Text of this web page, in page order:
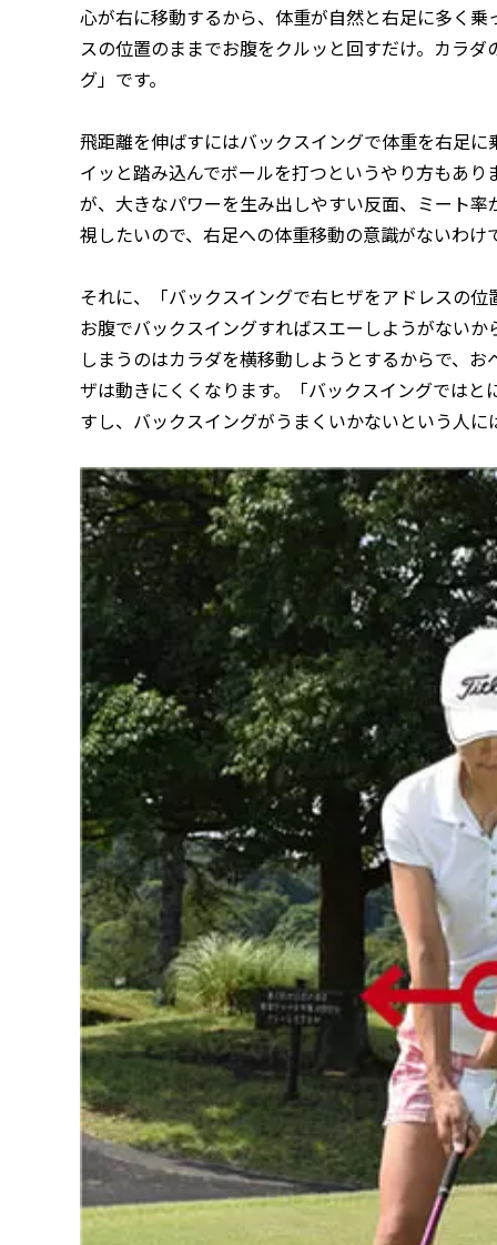
心が右に移動するから、体重が自然と右足に多く
スの位置のままでお腹をクルッと回すだけ。カラ
グ」です。
飛距離を伸ばすにはバックスイングで体重を右足
イッと踏み込んでボールを打つというやり方もあ
が、大きなパワーを生み出しやすい反面、ミート
視したいので、右足への体重移動の意識がないわけ
それに、「バックスイングで右ヒザをアドレスの
お腹でバックスイングすればスエーしようがない
しまうのはカラダを横移動しようとするからで、
ザは動きにくくなります。「バックスイングでは
すし、バックスイングがうまくいかないという人